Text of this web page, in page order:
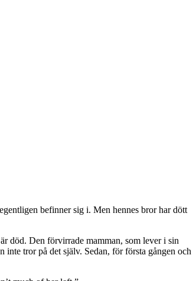
befinner sig i. Men hennes bror har dött
död. Den förvirrade mamman, som lever i sin
tror på det själv. Sedan, för första gången och